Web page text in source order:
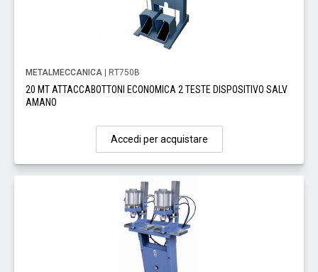
METALMECCANICA | RT750B
20 MT ATTACCABOTTONI ECONOMICA 2 TESTE DISPOSITIVO SALV
AMANO
Accedi per acquistare